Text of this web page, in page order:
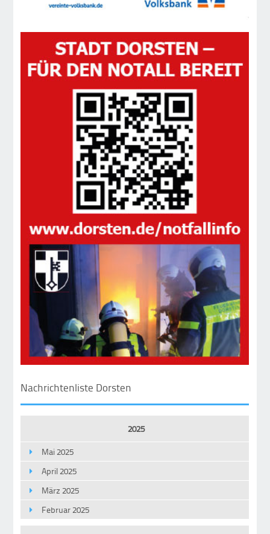
Nachrichtenliste Dorsten
2025
Mai 2025
April 2025
März 2025
Februar 2025